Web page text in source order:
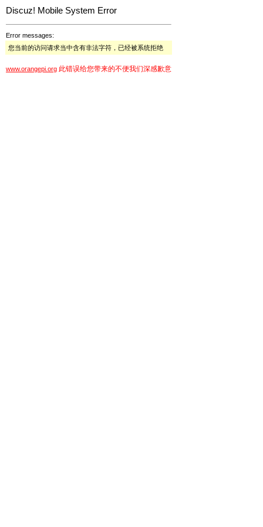
Discuz! Mobile System Error
Error messages:
您当前的访问请求当中含有非法字符，已经被系统拒绝
www.orangepi.org 此错误给您带来的不便我们深感歉意